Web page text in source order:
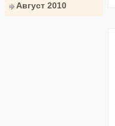
Август 2010